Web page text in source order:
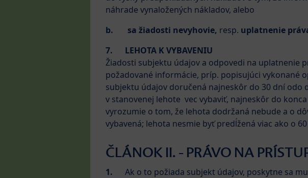
náhrade vynaložených nákladov, alebo
b.
sa žiadosti nevyhovie, resp. uplatnenie
7. LEHOTA K VYBAVENIU
Žiadosti subjektu údajov a odpovedi na uplatnenie
požadované informácie, príp. popisujúci vykonané
subjektu údajov doručená najneskôr do 30 dní odo
v stanovenej lehote vec vybaviť, najneskôr do
vyrozumie o tom, že lehota dodržaná nebude a o
vybavená; lehota nesmie byť predĺžená viac ako o
ČLÁNOK II. - PRÁVO NA
1. Ak o to požiada subjekt údajov, poskytne sa